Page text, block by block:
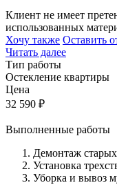
Клиент не имеет
использованных
Хочу также Оставить
Читать далее
Тип работы
Остекление квартиры
Цена
32 590 ₽
Выполненные работы
Демонтаж
Установка
Уборка и вывоз